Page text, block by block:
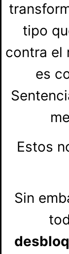
tipo
contra el
es
Estos
Sin